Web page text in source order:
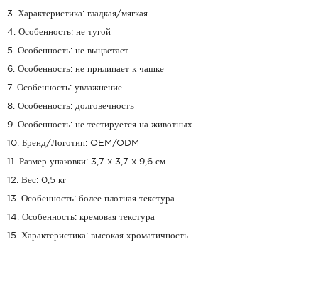
3. Характеристика: гладкая/мягкая
4. Особенность: не тугой
5. Особенность: не выцветает.
6. Особенность: не прилипает к чашке
7. Особенность: увлажнение
8. Особенность: долговечность
9. Особенность: не тестируется на животных
10. Бренд/Логотип: OEM/ODM
11. Размер упаковки: 3,7 x 3,7 x 9,6 см.
12. Вес: 0,5 кг
13. Особенность: более плотная текстура
14. Особенность: кремовая текстура
15. Характеристика: высокая хроматичность